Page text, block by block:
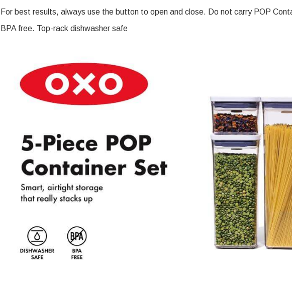
For best results, always use the button to open and close. Do not carry POP
BPA free. Top-rack dishwasher safe